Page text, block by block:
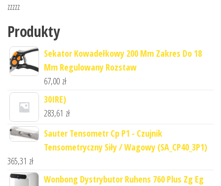
zzzzz
Produkty
Sekator Kowadełkowy 200 Mm Zakres Do 18
Mm Regulowany Rozstaw
67,00 zł
30IRE)
283,61 zł
Sauter Tensometr Cp P1 - Czujnik
Tensometryczny Siły / Wagowy (SA_CP40_3P1)
365,31 zł
Wonbong Dystrybutor Ruhens 760 Plus Zg Eg